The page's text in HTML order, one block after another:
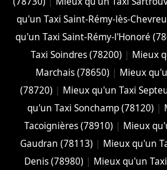
qu'un Taxi Saint-Rémy-lès-
qu'un Taxi Saint-Rémy-l'Honoré
Taxi Soindres (78200) | Mieux
Marchais (78650) | Mieux
(78720) | Mieux qu'un Taxi
qu'un Taxi Sonchamp (78120) |
Tacoignières (78910) | Mieux
Gaudran (78113) | Mieux qu'un
Denis (78980) | Mieux qu'un